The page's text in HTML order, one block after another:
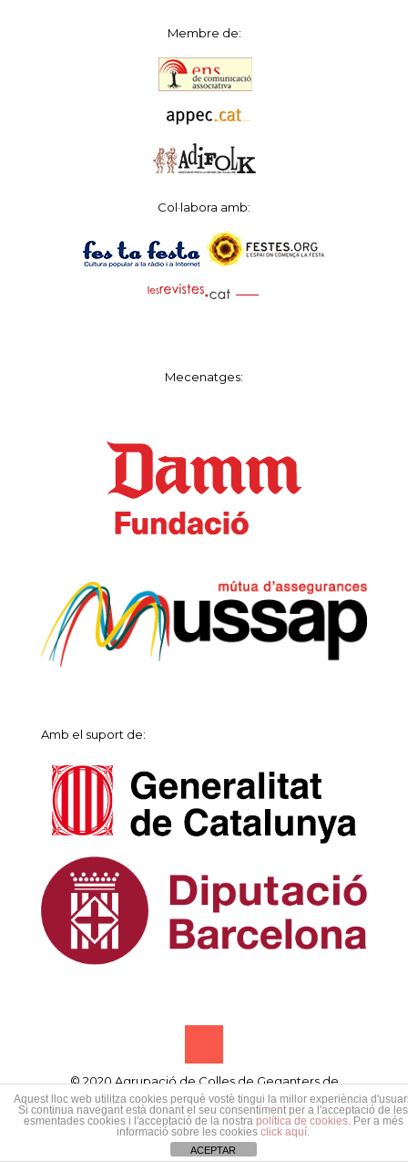
Membre de:
Col·labora amb:
Mecenatges:
Amb el suport de:
© 2020 Agrupació de Colles de Geganters de
Catalunya • Designed bySamsó publicitat creativa
Aquest lloc web utilitza cookies perquè vostè tingui la millor experiència
Si continua navegant està donant el seu consentiment per a l'acceptació de les
esmentades cookies i l'acceptació de la nostra política de cookies. Per a més
informació sobre les cookies click aquí.
ACEPTAR